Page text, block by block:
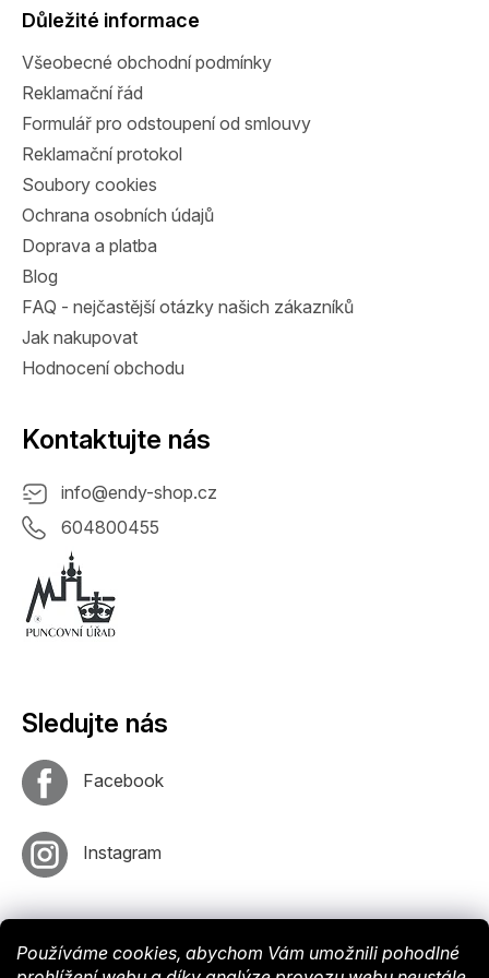
Používáme cookies, abychom Vám umožnili pohodlné
Důležité informace
Všeobecné obchodní podmínky
Reklamační řád
Formulář pro odstoupení od smlouvy
Reklamační protokol
Soubory cookies
Ochrana osobních údajů
Doprava a platba
Blog
FAQ - nejčastější otázky našich zákazníků
Jak nakupovat
Hodnocení obchodu
Kontaktujte nás
info@endy-shop.cz
604800455
Sledujte nás
Facebook
Instagram